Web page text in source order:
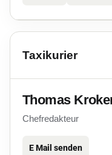
Taxikurier
Thomas
Chefredakteur
E Mail senden